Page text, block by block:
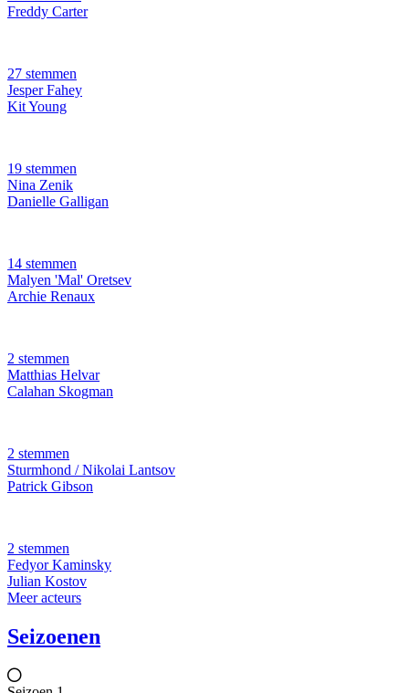
Freddy Carter
27 stemmen
Jesper Fahey
Kit Young
19 stemmen
Nina Zenik
Danielle Galligan
14 stemmen
Malyen 'Mal' Oretsev
Archie Renaux
2 stemmen
Matthias Helvar
Calahan Skogman
2 stemmen
Sturmhond / Nikolai Lantsov
Patrick Gibson
2 stemmen
Fedyor Kaminsky
Julian Kostov
Meer acteurs
Seizoenen